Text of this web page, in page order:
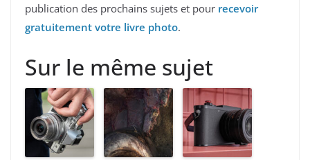
publication des prochains sujets et pour recevoir
gratuitement votre livre photo.
Sur le même sujet